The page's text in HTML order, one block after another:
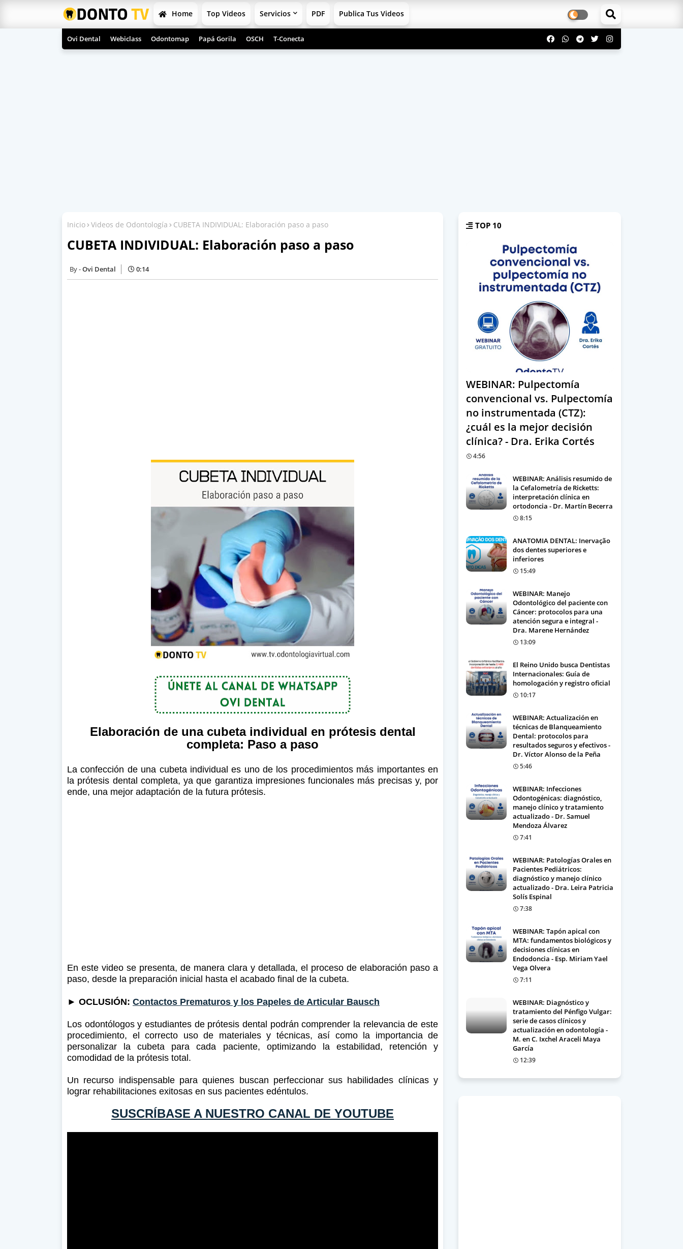
Home Top Videos Servicios PDF Publica Tus Videos
Ovi Dental Webiclass Odontomap Papá Gorila OSCH T-Conecta
Inicio Videos de Odontología CUBETA INDIVIDUAL: Elaboración paso a paso
CUBETA INDIVIDUAL: Elaboración paso a paso
Ovi Dental 0:14
Elaboración de una cubeta individual en prótesis dental
completa: Paso a paso
La confección de una cubeta individual es uno de los procedimientos más importantes en
la prótesis dental completa, ya que garantiza impresiones funcionales más precisas y, por
ende, una mejor adaptación de la futura prótesis.
En este video se presenta, de manera clara y detallada, el proceso de elaboración paso a
paso, desde la preparación inicial hasta el acabado final de la cubeta.
► OCLUSIÓN: Contactos Prematuros y los Papeles de Articular Bausch
Los odontólogos y estudiantes de prótesis dental podrán comprender la relevancia de este
procedimiento, el correcto uso de materiales y técnicas, así como la importancia de
personalizar la cubeta para cada paciente, optimizando la estabilidad, retención y
comodidad de la prótesis total.
Un recurso indispensable para quienes buscan perfeccionar sus habilidades clínicas y
lograr rehabilitaciones exitosas en sus pacientes edéntulos.
SUSCRÍBASE A NUESTRO CANAL DE YOUTUBE
TOP 10
WEBINAR: Pulpectomía
convencional vs. Pulpectomía
no instrumentada (CTZ):
¿cuál es la mejor decisión
clínica? - Dra. Erika Cortés
4:56
WEBINAR: Análisis resumido de
la Cefalometría de Ricketts:
interpretación clínica en
ortodoncia - Dr. Martín Becerra
8:15
ANATOMIA DENTAL: Inervação
dos dentes superiores e
inferiores
15:49
WEBINAR: Manejo
Odontológico del paciente con
Cáncer: protocolos para una
atención segura e integral -
Dra. Marene Hernández
13:09
El Reino Unido busca Dentistas
Internacionales: Guía de
homologación y registro oficial
10:17
WEBINAR: Actualización en
técnicas de Blanqueamiento
Dental: protocolos para
resultados seguros y efectivos -
Dr. Víctor Alonso de la Peña
5:46
WEBINAR: Infecciones
Odontogénicas: diagnóstico,
manejo clínico y tratamiento
actualizado - Dr. Samuel
Mendoza Álvarez
7:41
WEBINAR: Patologías Orales en
Pacientes Pediátricos:
diagnóstico y manejo clínico
actualizado - Dra. Leira Patricia
Solís Espinal
7:38
WEBINAR: Tapón apical con
MTA: fundamentos biológicos y
decisiones clínicas en
Endodoncia - Esp. Miriam Yael
Vega Olvera
7:11
WEBINAR: Diagnóstico y
tratamiento del Pénfigo Vulgar:
serie de casos clínicos y
actualización en odontología -
M. en C. Ixchel Araceli Maya
García
12:39